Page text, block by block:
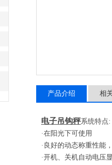
产品介绍 相
电子吊钩秤系统特点:
·在阳光下可使用
·良好的动态称重性能
·开机、关机自动电压